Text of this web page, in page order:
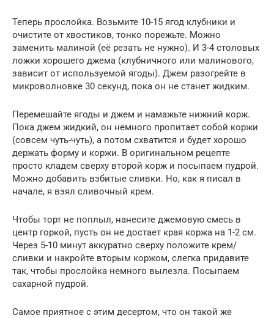
Теперь прослойка. Возьмите 10-15 ягод клубники и
очистите от хвостиков, тонко порежьте. Можно
заменить малиной (её резать не нужно). И 3-4 столовых
ложки хорошего джема (клубничного или малинового,
зависит от используемой ягоды). Джем разогрейте в
микроволновке 30 секунд, пока он не станет жидким.
Перемешайте ягоды и джем и намажьте нижний корж.
Пока джем жидкий, он немного пропитает собой коржи
(совсем чуть-чуть), а потом схватится и будет хорошо
держать форму и коржи. В оригинальном рецепте
просто кладем сверху второй корж и посыпаем пудрой.
Можно добавить взбитые сливки. Но, как я писал в
начале, я взял сливочный крем.
Чтобы торт не поплыл, нанесите джемовую смесь в
центр горкой, пусть он не достает края коржа на 1-2 см.
Через 5-10 минут аккуратно сверху положите крем/
сливки и накройте вторым коржом, слегка придавите
так, чтобы прослойка немного вылезла. Посыпаем
сахарной пудрой.
Самое приятное с этим десертом, что он такой же